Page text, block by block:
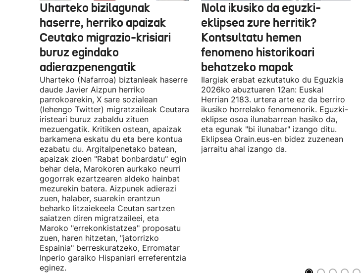
Uharteko bizilagunak
haserre, herriko apaizak
Ceutako migrazio-krisiari
buruz egindako
adierazpenengatik
Uharteko (Nafarroa) biztanleak haserre
daude Javier Aizpun herriko
parrokoarekin, X sare sozialean
(lehengo Twitter) migratzaileak Ceutara
iristeari buruz zabaldu zituen
mezuengatik. Kritiken ostean, apaizak
barkamena eskatu du eta bere kontua
ezabatu du. Argitalpenetako batean,
apaizak zioen "Rabat bonbardatu" egin
behar dela, Marokoren aurkako neurri
gogorrak ezartzearen aldeko hainbat
mezurekin batera. Aizpunek adierazi
zuen, halaber, suarekin erantzun
beharko litzaiekeela Ceutan sartzen
saiatzen diren migratzaileei, eta
Maroko "errekonkistatzea" proposatu
zuen, haren hitzetan, "jatorrizko
Espainia" berreskuratzeko, Erromatar
Inperio garaiko Hispaniari erreferentzia
eginez.
Nola ikusiko da eguzki-
eklipsea zure herritik?
Kontsultatu hemen
fenomeno historikoari
behatzeko mapak
Ilargiak erabat ezkutatuko du Eguzkia
2026ko abuztuaren 12an: Euskal
Herrian 2183. urtera arte ez da berriro
ikusiko horrelako fenomenorik. Eguzki-
eklipse osoa ilunabarrean hasiko da,
eta egunak "bi ilunabar" izango ditu.
Eklipsea Orain.eus-en bidez zuzenean
jarraitu ahal izango da.